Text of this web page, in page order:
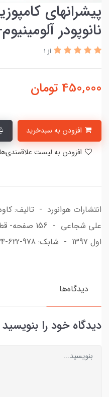
پیشرانهای
نانوپودر
از 1
450,000 تومان
انتشارات هوانورد - تالیف:
علی شجاعی
اول 1397 - شابک: 978-622-99624-0-4
دیدگاه‌ها
دیدگاه خود را بنویسید